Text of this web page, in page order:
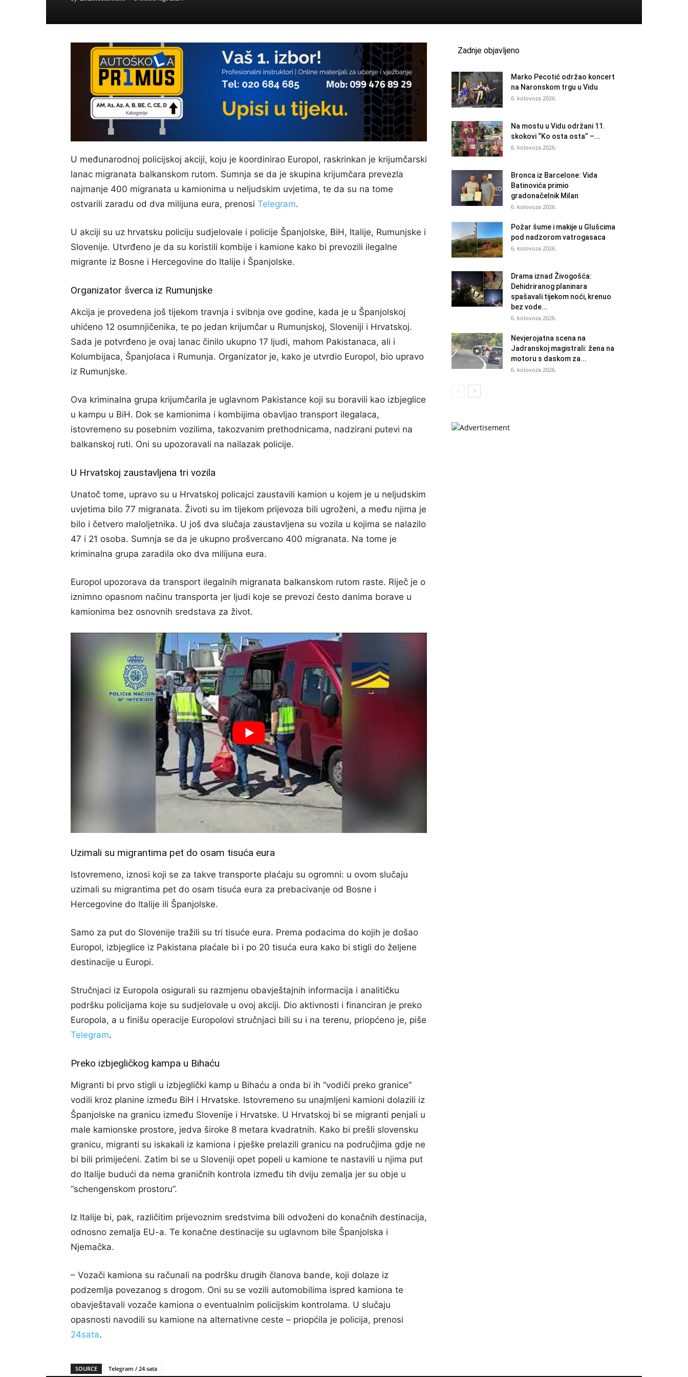
U međunarodnoj policijskoj akciji, koju je koordinirao Europol, raskrinkan je krijumčarski
lanac migranata balkanskom rutom. Sumnja se da je skupina krijumčara prevezla
najmanje 400 migranata u kamionima u neljudskim uvjetima, te da su na tome
ostvarili zaradu od dva milijuna eura, prenosi Telegram.
U akciji su uz hrvatsku policiju sudjelovale i policije Španjolske, BiH, Italije, Rumunjske i
Slovenije. Utvrđeno je da su koristili kombije i kamione kako bi prevozili ilegalne
migrante iz Bosne i Hercegovine do Italije i Španjolske.
Organizator šverca iz Rumunjske
Akcija je provedena još tijekom travnja i svibnja ove godine, kada je u Španjolskoj
uhićeno 12 osumnjičenika, te po jedan krijumčar u Rumunjskoj, Sloveniji i Hrvatskoj.
Sada je potvrđeno je ovaj lanac činilo ukupno 17 ljudi, mahom Pakistanaca, ali i
Kolumbijaca, Španjolaca i Rumunja. Organizator je, kako je utvrdio Europol, bio upravo
iz Rumunjske.
Ova kriminalna grupa krijumčarila je uglavnom Pakistance koji su boravili kao izbjeglice
u kampu u BiH. Dok se kamionima i kombijima obavljao transport ilegalaca,
istovremeno su posebnim vozilima, takozvanim prethodnicama, nadzirani putevi na
balkanskoj ruti. Oni su upozoravali na nailazak policije.
U Hrvatskoj zaustavljena tri vozila
Unatoč tome, upravo su u Hrvatskoj policajci zaustavili kamion u kojem je u neljudskim
uvjetima bilo 77 migranata. Životi su im tijekom prijevoza bili ugroženi, a među njima je
bilo i četvero maloljetnika. U još dva slučaja zaustavljena su vozila u kojima se nalazilo
47 i 21 osoba. Sumnja se da je ukupno prošvercano 400 migranata. Na tome je
kriminalna grupa zaradila oko dva milijuna eura.
Europol upozorava da transport ilegalnih migranata balkanskom rutom raste. Riječ je o
iznimno opasnom načinu transporta jer ljudi koje se prevozi često danima borave u
kamionima bez osnovnih sredstava za život.
Uzimali su migrantima pet do osam tisuća eura
Istovremeno, iznosi koji se za takve transporte plaćaju su ogromni: u ovom slučaju
uzimali su migrantima pet do osam tisuća eura za prebacivanje od Bosne i
Hercegovine do Italije ili Španjolske.
Samo za put do Slovenije tražili su tri tisuće eura. Prema podacima do kojih je došao
Europol, izbjeglice iz Pakistana plaćale bi i po 20 tisuća eura kako bi stigli do željene
destinacije u Europi.
Stručnjaci iz Europola osigurali su razmjenu obavještajnih informacija i analitičku
podršku policijama koje su sudjelovale u ovoj akciji. Dio aktivnosti i financiran je preko
Europola, a u finišu operacije Europolovi stručnjaci bili su i na terenu, priopćeno je, piše
Telegram.
Preko izbjegličkog kampa u Bihaću
Migranti bi prvo stigli u izbjeglički kamp u Bihaću a onda bi ih “vodiči preko granice”
vodili kroz planine između BiH i Hrvatske. Istovremeno su unajmljeni kamioni dolazili iz
Španjolske na granicu između Slovenije i Hrvatske. U Hrvatskoj bi se migranti penjali u
male kamionske prostore, jedva široke 8 metara kvadratnih. Kako bi prešli slovensku
granicu, migranti su iskakali iz kamiona i pješke prelazili granicu na područjima gdje ne
bi bili primijećeni. Zatim bi se u Sloveniji opet popeli u kamione te nastavili u njima put
do Italije budući da nema graničnih kontrola između tih dviju zemalja jer su obje u
“schengenskom prostoru”.
Iz Italije bi, pak, različitim prijevoznim sredstvima bili odvoženi do konačnih destinacija,
odnosno zemalja EU-a. Te konačne destinacije su uglavnom bile Španjolska i
Njemačka.
– Vozači kamiona su računali na podršku drugih članova bande, koji dolaze iz
podzemlja povezanog s drogom. Oni su se vozili automobilima ispred kamiona te
obavještavali vozače kamiona o eventualnim policijskim kontrolama. U slučaju
opasnosti navodili su kamione na alternativne ceste – priopćila je policija, prenosi
24sata.
SOURCE Telegram / 24 sata
Zadnje objavljeno
Marko Pecotić održao koncert
na Naronskom trgu u Vidu
6. kolovoza 2026.
Na mostu u Vidu održani 11.
skokovi “Ko osta osta” –...
6. kolovoza 2026.
Bronca iz Barcelone: Vida
Batinovića primio
gradonačelnik Milan
6. kolovoza 2026.
Požar šume i makije u Glušcima
pod nadzorom vatrogasaca
6. kolovoza 2026.
Drama iznad Živogošća:
Dehidriranog planinara
spašavali tijekom noći, krenuo
bez vode...
6. kolovoza 2026.
Nevjerojatna scena na
Jadranskoj magistrali: žena na
motoru s daskom za...
6. kolovoza 2026.